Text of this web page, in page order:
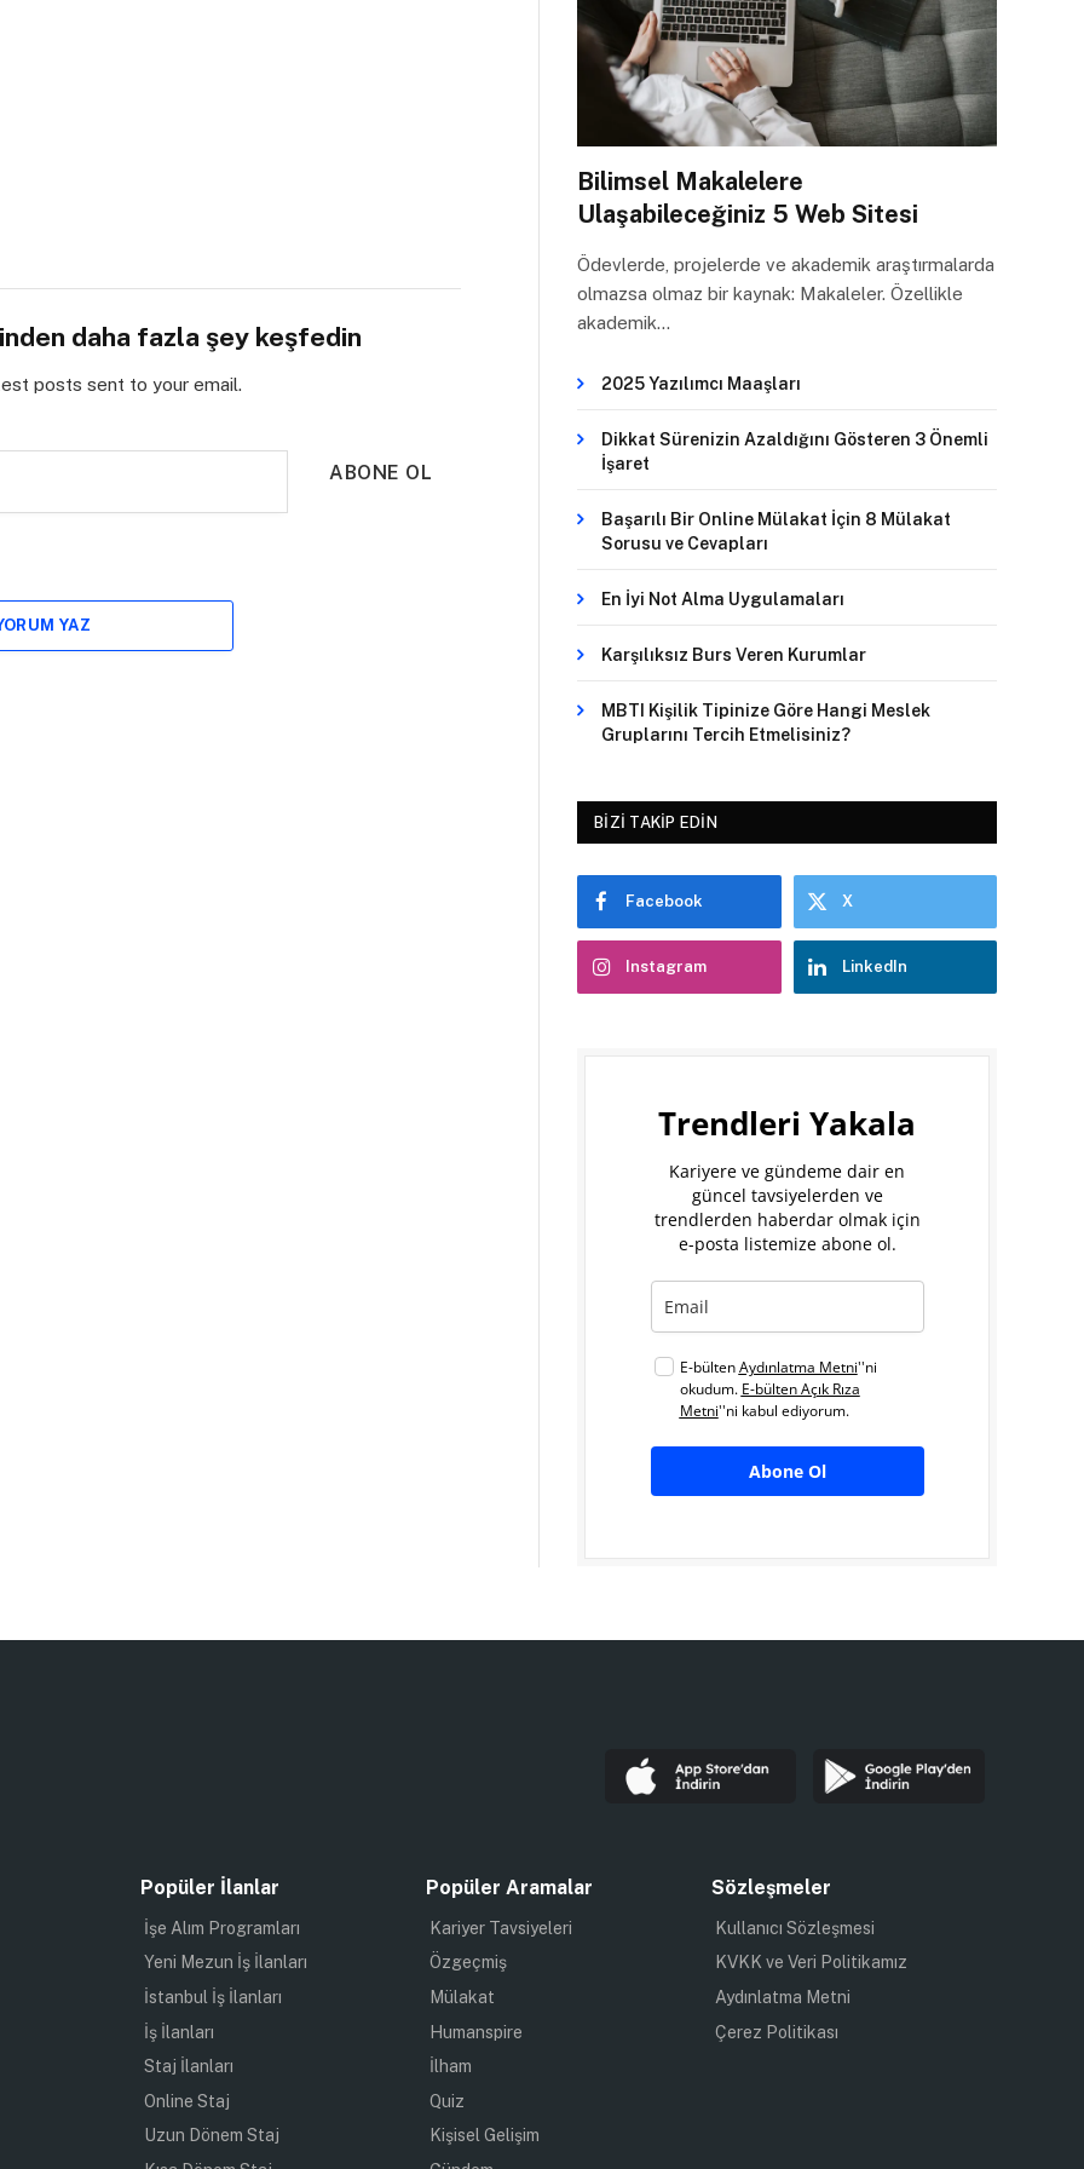
daha fazla şey keşfedin
posts sent to your email.
ABONE OL
YAZ
Bilimsel Makalelere
Ulaşabileceğiniz 5 Web Sitesi
Ödevlerde, projelerde ve akademik araştırmalarda
olmazsa olmaz bir kaynak: Makaleler. Özellikle
akademik…
2025 Yazılımcı Maaşları
Dikkat Sürenizin Azaldığını Gösteren 3 Önemli
İşaret
Başarılı Bir Online Mülakat İçin 8 Mülakat
Sorusu ve Cevapları
En İyi Not Alma Uygulamaları
Karşılıksız Burs Veren Kurumlar
MBTI Kişilik Tipinize Göre Hangi Meslek
Gruplarını Tercih Etmelisiniz?
BIZI TAKIP EDIN
Facebook X
Instagram LinkedIn
Trendleri Yakala
Kariyere ve gündeme dair en
güncel tavsiyelerden ve
trendlerden haberdar olmak için
e-posta listemize abone ol.
E-bültenAydınlatma Metni''ni
okudum. E-bülten Açık Rıza
Metni''ni kabul ediyorum.
Abone Ol
Popüler İlanlar
İşe Alım Programları
Yeni Mezun İş İlanları
İstanbul İş İlanları
İş İlanları
Staj İlanları
Online Staj
Uzun Dönem Staj
Popüler Aramalar
Kariyer Tavsiyeleri
Özgeçmiş
Mülakat
Humanspire
İlham
Quiz
Kişisel Gelişim
Sözleşmeler
Kullanıcı Sözleşmesi
KVKK ve Veri Politikamız
Aydınlatma Metni
Çerez Politikası